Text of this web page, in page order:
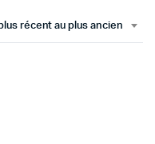
plus récent au plus ancien